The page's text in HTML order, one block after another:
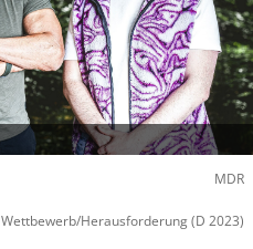
MDR
Wettbewerb/Herausforderung(D 2023)